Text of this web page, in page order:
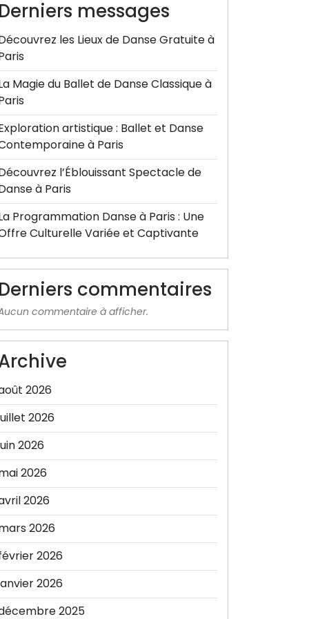
Derniers messages
les Lieux de Danse Gratuite à
Magie du Ballet de Danse Classique à
artistique : Ballet et Danse
à Paris
l’Éblouissant Spectacle de
à Paris
Programmation Danse à Paris : Une
Culturelle Variée et Captivante
Derniers commentaires
commentaire à afficher.
2026
2026
2026
2026
2026
2026
2026
2026
2025